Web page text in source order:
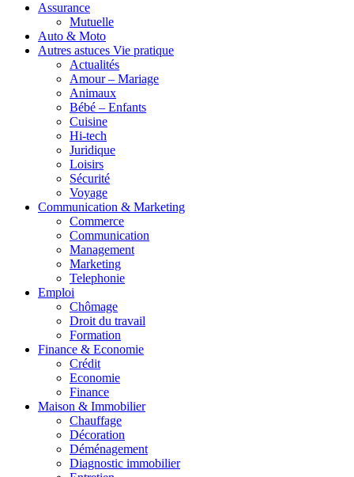
Assurance
Mutuelle
Auto & Moto
Autres astuces Vie pratique
Actualités
Amour – Mariage
Animaux
Bébé – Enfants
Cuisine
Hi-tech
Juridique
Loisirs
Sécurité
Voyage
Communication & Marketing
Commerce
Communication
Management
Marketing
Telephonie
Emploi
Chômage
Droit du travail
Formation
Finance & Economie
Crédit
Economie
Finance
Maison & Immobilier
Chauffage
Décoration
Déménagement
Diagnostic immobilier